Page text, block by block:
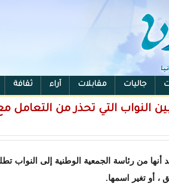
جاليات مقابلات آراء ثقافة
النواب التي تحذر من التعامل مع
من رئاسة الجمعية الوطنية إلى النواب
، أو تغير اسمها.